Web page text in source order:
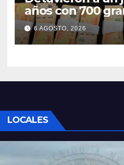
años con 700
cocaína
6 AGOSTO, 2026
LOCALES